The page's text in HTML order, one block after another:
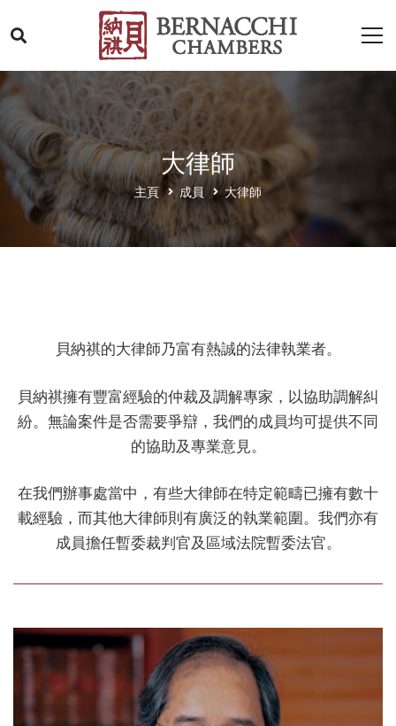
大律師
主頁 成員 大律師
貝納祺的大律師乃富有熱誠的法律執業者。
貝納祺擁有豐富經驗的仲裁及調解專家，以協助調解糾
紛。無論案件是否需要爭辯，我們的成員均可提供不同
的協助及專業意見。
在我們辦事處當中，有些大律師在特定範疇已擁有數十
載經驗，而其他大律師則有廣泛的執業範圍。我們亦有
成員擔任暫委裁判官及區域法院暫委法官。